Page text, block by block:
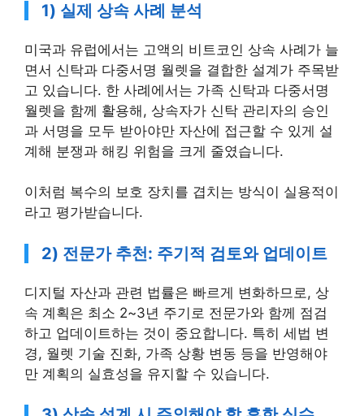
1) 실제 상속 사례 분석
미국과 유럽에서는 고액의 비트코인 상속 사례가 늘
면서 신탁과 다중서명 월렛을 결합한 설계가 주목받
고 있습니다. 한 사례에서는 가족 신탁과 다중서명
월렛을 함께 활용해, 상속자가 신탁 관리자의 승인
과 서명을 모두 받아야만 자산에 접근할 수 있게 설
계해 분쟁과 해킹 위험을 크게 줄였습니다.
이처럼 복수의 보호 장치를 겹치는 방식이 실용적이
라고 평가받습니다.
2) 전문가 추천: 주기적 검토와 업데이트
디지털 자산과 관련 법률은 빠르게 변화하므로, 상
속 계획은 최소 2~3년 주기로 전문가와 함께 점검
하고 업데이트하는 것이 중요합니다. 특히 세법 변
경, 월렛 기술 진화, 가족 상황 변동 등을 반영해야
만 계획의 실효성을 유지할 수 있습니다.